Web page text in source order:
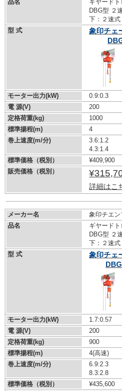
品名
ギヤード
DBG型 ２
下：２速
型 式
象印チェ
モーター出力(kW)
0.9:0.3
電 源(V)
200
定格荷重(kg)
1000
標準揚程(m)
4
巻上速度(m/分)
3.6:1.2
4.3:1.4
標準価格（税別）
¥409,900
販売価格（税別）
詳細はこ
メーカー名
象印チエン
品名
ギヤード
DBG型 ２
下：２速
型 式
象印チェ
モーター出力(kW)
1.7:0.57
電 源(V)
200
定格荷重(kg)
900
標準揚程(m)
4(高速)
巻上速度(m/分)
6.9:2.3
8.3:2.8
標準価格（税別）
¥435,600